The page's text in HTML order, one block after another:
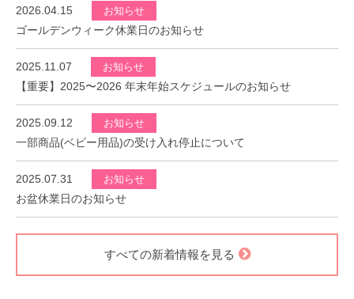
2026.04.15 お知らせ
ゴールデンウィーク休業日のお知らせ
2025.11.07 お知らせ
【重要】2025〜2026 年末年始スケジュールのお知らせ
2025.09.12 お知らせ
一部商品(ベビー用品)の受け入れ停止について
2025.07.31 お知らせ
お盆休業日のお知らせ
すべての新着情報を見る